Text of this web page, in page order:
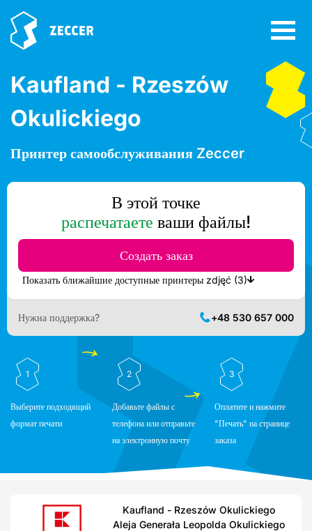
Kaufland - Rzeszów
Okulickiego
Принтер самообслуживания Zeccer
В этой точке
распечатаете ваши файлы!
Создать заказ
Показать ближайшие доступные принтеры zdjęć (3)
Нужна поддержка? +48 530 657 000
1
Выберите подходящий
формат печати
2
Добавьте файлы с
телефона или отправьте
на электронную почту
3
Оплатите и нажмите
"Печать" на странице
заказа
Kaufland - Rzeszów Okulickiego
Aleja Generała Leopolda Okulickiego